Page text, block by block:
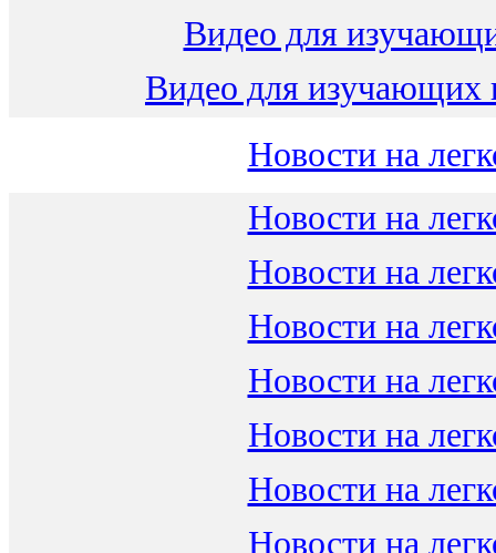
Видео для
Видео для изучающих
Новости на
Новости на
Новости на
Новости на
Новости на
Новости на
Новости на
Новости на